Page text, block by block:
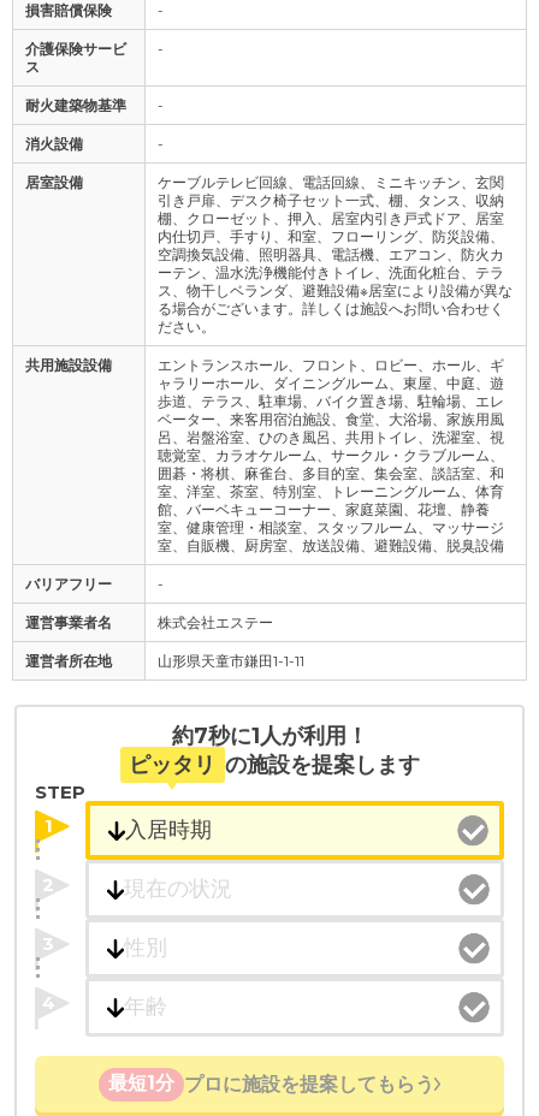
損害賠償保険 -
介護保険サービ
ス
-
耐火建築物基準 -
消火設備 -
居室設備
ケーブルテレビ回線、電話回線、ミニキッチン、玄関
引き戸扉、デスク椅子セット一式、棚、タンス、収納
棚、クローゼット、押入、居室内引き戸式ドア、居室
内仕切戸、手すり、和室、フローリング、防災設備、
空調換気設備、照明器具、電話機、エアコン、防火カ
ーテン、温水洗浄機能付きトイレ、洗面化粧台、テラ
ス、物干しベランダ、避難設備※居室により設備が異な
る場合がございます。詳しくは施設へお問い合わせく
ださい。
共用施設設備
エントランスホール、フロント、ロビー、ホール、ギ
ャラリーホール、ダイニングルーム、東屋、中庭、遊
歩道、テラス、駐車場、バイク置き場、駐輪場、エレ
ベーター、来客用宿泊施設、食堂、大浴場、家族用風
呂、岩盤浴室、ひのき風呂、共用トイレ、洗濯室、視
聴覚室、カラオケルーム、サークル・クラブルーム、
囲碁・将棋、麻雀台、多目的室、集会室、談話室、和
室、洋室、茶室、特別室、トレーニングルーム、体育
館、バーベキューコーナー、家庭菜園、花壇、静養
室、健康管理・相談室、スタッフルーム、マッサージ
室、自販機、厨房室、放送設備、避難設備、脱臭設備
バリアフリー -
運営事業者名 株式会社エステー
運営者所在地 山形県天童市鎌田1-1-11
約7秒に1人が利用！
ピッタリ の施設を提案します
STEP
1
2
3
4
最短1分 プロに施設を提案してもらう